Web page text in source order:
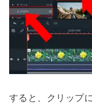
すると、クリップ